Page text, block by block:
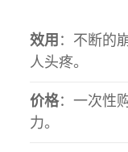
效用 ：不断的
人头疼。
价格：一次性
力。